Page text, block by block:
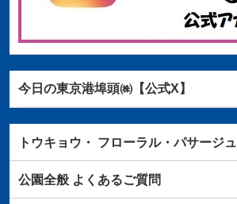
今日の東京港埠頭㈱【公式X】
トウキョウ・ フローラル・パサージュ
公園全般よくあるご質問